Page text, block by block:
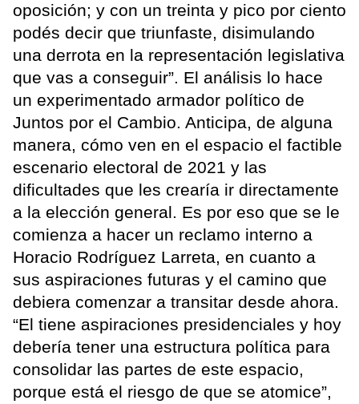
oposición; y con un treinta y pico por ciento
podés decir que triunfaste, disimulando
una derrota en la representación legislativa
que vas a conseguir”. El análisis lo hace
un experimentado armador político de
Juntos por el Cambio. Anticipa, de alguna
manera, cómo ven en el espacio el factible
escenario electoral de 2021 y las
dificultades que les crearía ir directamente
a la elección general. Es por eso que se le
comienza a hacer un reclamo interno a
Horacio Rodríguez Larreta, en cuanto a
sus aspiraciones futuras y el camino que
debiera comenzar a transitar desde ahora.
“El tiene aspiraciones presidenciales y hoy
debería tener una estructura política para
consolidar las partes de este espacio,
porque está el riesgo de que se atomice”,